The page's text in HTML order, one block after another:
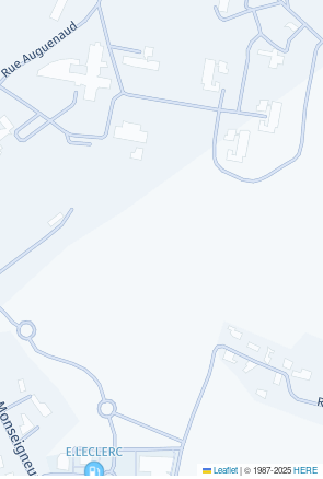
Leaflet|© 1987-2025HERE